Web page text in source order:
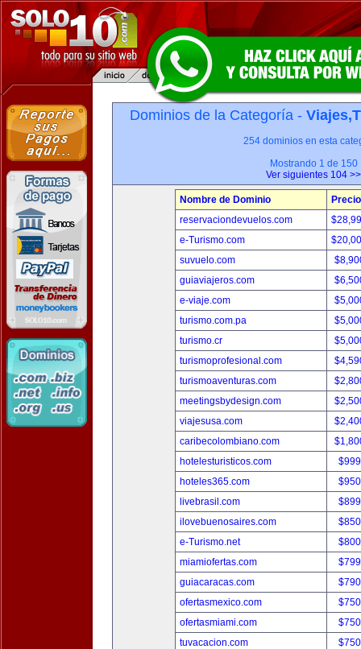
Dominios de la Categoría -
254 dominios en esta
Mostrando 1 de 150
Ver siguientes 104 >>
Nombre de Dominio
Precio
reservaciondevuelos.com
e-Turismo.com
suvuelo.com
guiaviajeros.com
e-viaje.com
turismo.com.pa
turismo.cr
turismoprofesional.com
turismoaventuras.com
meetingsbydesign.com
viajesusa.com
caribecolombiano.com
hotelesturisticos.com
hoteles365.com
livebrasil.com
ilovebuenosaires.com
e-Turismo.net
miamiofertas.com
guiacaracas.com
ofertasmexico.com
ofertasmiami.com
tuvacacion.com